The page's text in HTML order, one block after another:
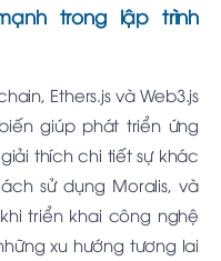
trong lập trình
Ethers.js và Web3.js
giúp phát triển ứng
thích chi tiết sự khác
sử dụng Moralis, và
triển khai công nghệ
xu hướng tương lai